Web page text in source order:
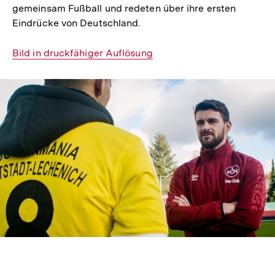
gemeinsam Fußball und redeten über ihre ersten
Eindrücke von Deutschland.
Interner
Bild in druckfähiger Auflösung
Lightbox
öffnen